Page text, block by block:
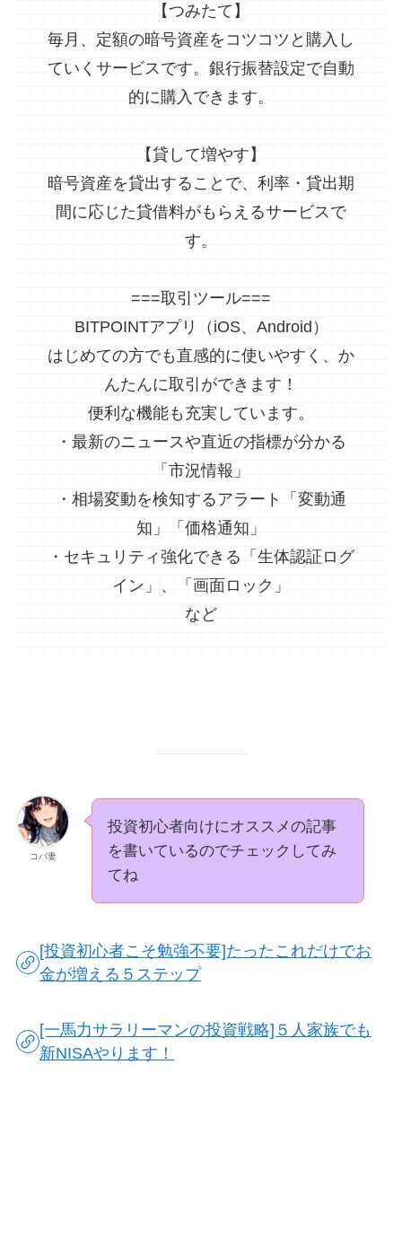
【つみたて】
毎月、定額の暗号資産をコツコツと購入し
ていくサービスです。銀行振替設定で自動
的に購入できます。
【貸して増やす】
暗号資産を貸出することで、利率・貸出期
間に応じた貸借料がもらえるサービスで
す。
===取引ツール===
BITPOINTアプリ（iOS、Android）
はじめての方でも直感的に使いやすく、か
んたんに取引ができます！
便利な機能も充実しています。
・最新のニュースや直近の指標が分かる
「市況情報」
・相場変動を検知するアラート「変動通
知」「価格通知」
・セキュリティ強化できる「生体認証ログ
イン」、「画面ロック」
など
コバ妻
投資初心者向けにオススメの記事
を書いているのでチェックしてみ
てね
[投資初心者こそ勉強不要]たったこれだけでお
金が増える５ステップ
[一馬力サラリーマンの投資戦略]５人家族でも
新NISAやります！